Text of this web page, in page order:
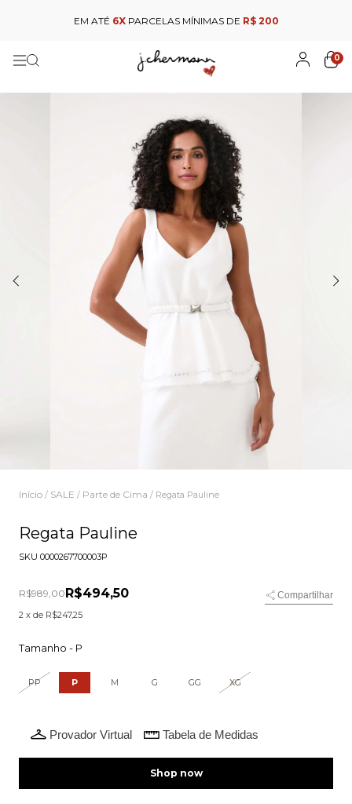
EM ATÉ 6XPARCELAS MÍNIMAS DE R$ 200
0
Início / SALE / Parte de Cima / Regata Pauline
Regata Pauline
SKU 0000267700003P
R$989,00 R$494,50
Compartilhar
2 x de R$247,25
Tamanho - P
PP P M G GG XG
Provador Virtual Tabela de Medidas